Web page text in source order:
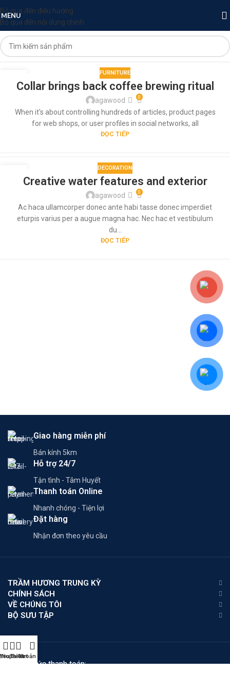
Bỏ qua đến điều hướng
Bỏ qua đến nội dung chính
MENU
27
TH8
FURNITURE
Collar brings back coffee brewing ritual
agawood 0
When it's about controlling hundreds of articles, product pages
for web shops, or user profiles in social networks, all
ĐỌC TIẾP
DECORATION
Creative water features and exterior
agawood 0
Ac haca ullamcorper donec ante habi tasse donec imperdiet
eturpis varius per a augue magna hac. Nec hac et vestibulum
du...
ĐỌC TIẾP
Giao hàng miễn phí
Bán kính 5km
Hỗ trợ 24/7
Tận tình - Tâm Huyết
Thanh toán Online
Nhanh chóng - Tiện lợi
Đặt hàng
Nhận đơn theo yêu cầu
TRẦM HƯƠNG TRUNG KỲ
CHÍNH SÁCH
VỀ CHÚNG TÔI
BỘ SƯU TẬP
Phương thức thanh toán:
Yêu thích
Cart
Tài khoản của tôi